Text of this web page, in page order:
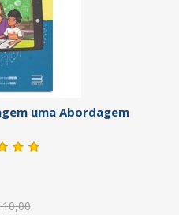
uma Abordagem